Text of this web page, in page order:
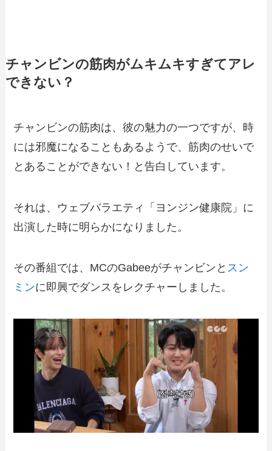
チャンビンの筋肉がムキムキすぎてアレ
できない？
チャンビンの筋肉は、彼の魅力の一つですが、時
には邪魔になることもあるようで、筋肉のせいで
とあることができない！と告白しています。
それは、ウェブバラエティ「ヨンジン健康院」に
出演した時に明らかになりました。
その番組では、MCのGabeeがチャンビンと スン
ミンに即興でダンスをレクチャーしました。